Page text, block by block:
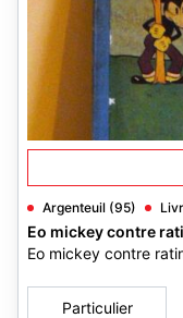
Argenteuil (95)
Eo mickey contre
Eo mickey contre
Particulier